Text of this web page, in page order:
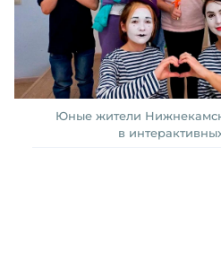
Юные жители
в